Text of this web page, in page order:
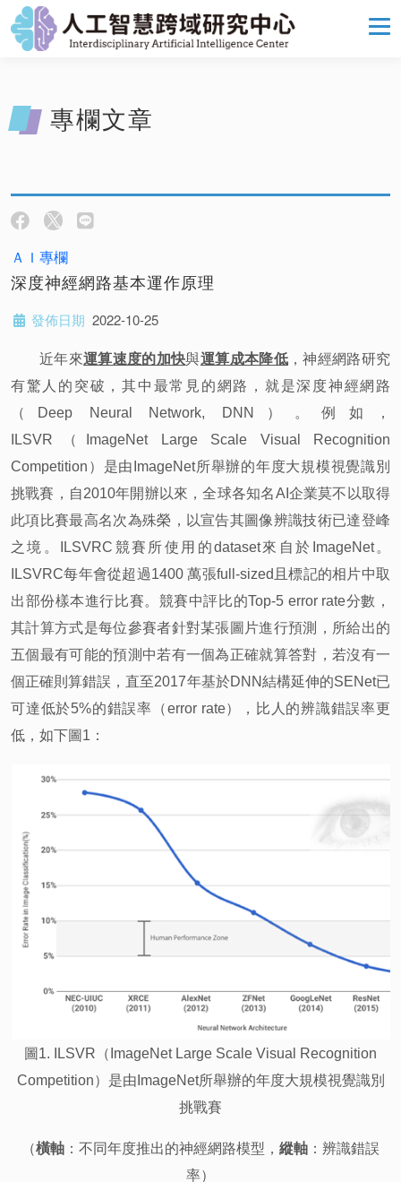
專欄文章
ＡＩ專欄
深度神經網路基本運作原理
發佈日期 2022-10-25
近年來運算速度的加快與運算成本降低，神經網路研究
有驚人的突破，其中最常見的網路，就是深度神經網路
（Deep Neural Network, DNN）。例如，
ILSVR（ImageNet Large Scale Visual Recognition
Competition）是由ImageNet所舉辦的年度大規模視覺識別
挑戰賽，自2010年開辦以來，全球各知名AI企業莫不以取得
此項比賽最高名次為殊榮，以宣告其圖像辨識技術已達登峰
之境。ILSVRC競賽所使用的dataset來自於ImageNet。
ILSVRC每年會從超過1400 萬張full-sized且標記的相片中取
出部份樣本進行比賽。競賽中評比的Top-5 error rate分數，
其計算方式是每位參賽者針對某張圖片進行預測，所給出的
五個最有可能的預測中若有一個為正確就算答對，若沒有一
個正確則算錯誤，直至2017年基於DNN結構延伸的SENet已
可達低於5%的錯誤率（error rate），比人的辨識錯誤率更
低，如下圖1：
圖1. ILSVR（ImageNet Large Scale Visual Recognition
Competition）是由ImageNet所舉辦的年度大規模視覺識別
挑戰賽
（橫軸 ：不同年度推出的神經網路模型， 縱軸 ：辨識錯誤
率）